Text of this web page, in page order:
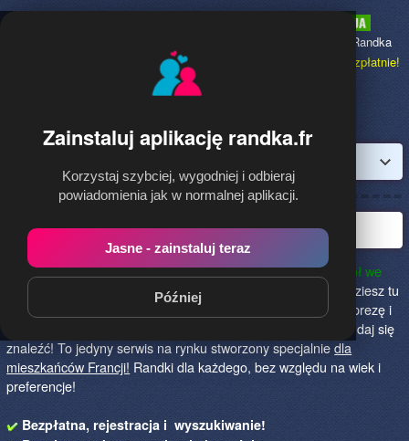
Zainstaluj aplikację randka.fr
Korzystaj szybciej, wygodniej i odbieraj
powiadomienia jak w normalnej aplikacji.
Jasne - zainstaluj teraz
Później
to najpopularniejsza Randka
dla Polaków w Francji,
dołącz bezpłatnie!
Najlepsza randka we Francji!
Randka.fr to najlepszy sposób na poznanie nowych przyjaciół we
Francji!
Określ czego szukasz i skończ z samotnością! Znajdziesz tu
osoby szukające miłości lub przygody, chętne na randkę, imprezę i
spotkanie na żywo! Dołącz do nas, powiedz czego szukasz i daj się
znaleźć! To jedyny serwis na rynku stworzony specjalniedla
mieszkańców Francji!Randki dla każdego, bez względu na wiek i
preferencje!
Bezpłatna, rejestracja i wyszukiwanie!